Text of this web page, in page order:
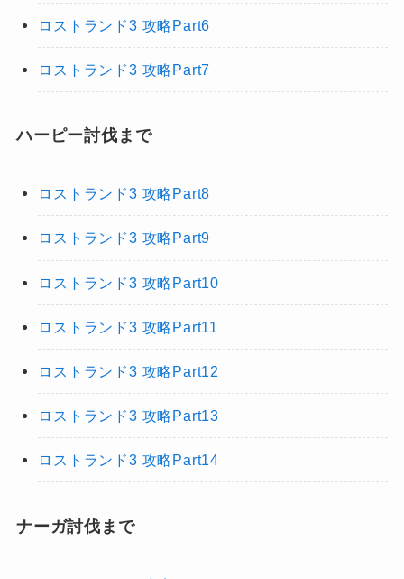
ロストランド3 攻略Part6
ロストランド3 攻略Part7
ハーピー討伐まで
ロストランド3 攻略Part8
ロストランド3 攻略Part9
ロストランド3 攻略Part10
ロストランド3 攻略Part11
ロストランド3 攻略Part12
ロストランド3 攻略Part13
ロストランド3 攻略Part14
ナーガ討伐まで